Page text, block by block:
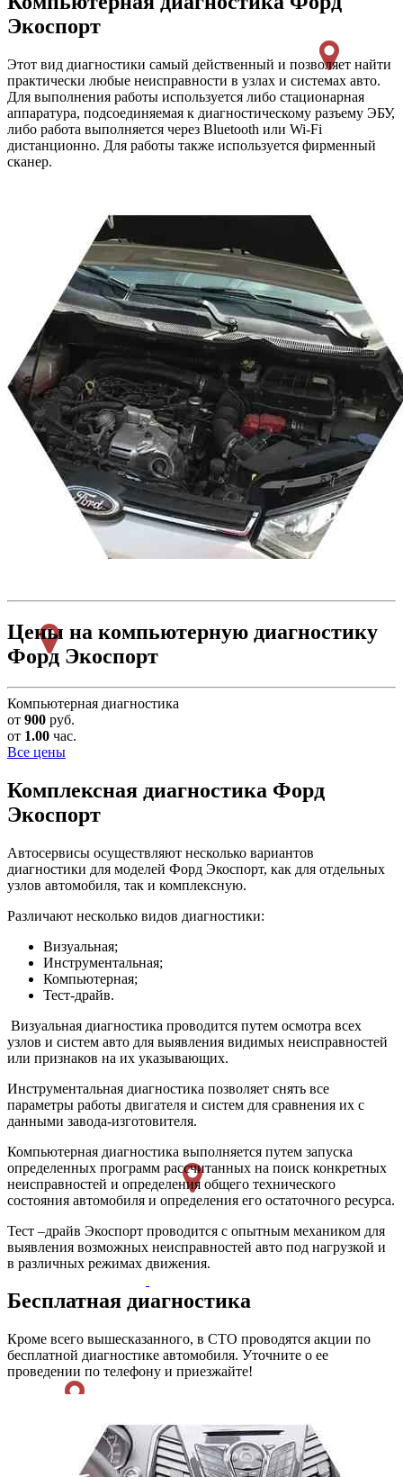
Экоспорт
Этот вид диагностики самый действенный и позволяет найти
практически любые неисправности в узлах и системах авто.
Для выполнения работы используется либо стационарная
аппаратура, подсоединяемая к диагностическому разъему ЭБУ,
либо работа выполняется через Bluetooth или Wi-Fi
дистанционно. Для работы также используется фирменный
сканер.
Цены на компьютерную диагностику
Форд Экоспорт
Компьютерная диагностика
от 900 руб.
от 1.00 час.
Все цены
Комплексная диагностика Форд
Экоспорт
Автосервисы осуществляют несколько вариантов
диагностики для моделей Форд Экоспорт, как для отдельных
узлов автомобиля, так и комплексную.
Различают несколько видов диагностики:
Визуальная;
Инструментальная;
Компьютерная;
Тест-драйв.
Визуальная диагностика проводится путем осмотра всех
узлов и систем авто для выявления видимых неисправностей
или признаков на их указывающих.
Инструментальная диагностика позволяет снять все
параметры работы двигателя и систем для сравнения их с
данными завода-изготовителя.
Компьютерная диагностика выполняется путем запуска
определенных программ рассчитанных на поиск конкретных
неисправностей и определения общего технического
состояния автомобиля и определения его остаточного ресурса.
Тест –драйв Экоспорт проводится с опытным механиком для
выявления возможных неисправностей авто под нагрузкой и
в различных режимах движения.
Бесплатная диагностика
Кроме всего вышесказанного, в СТО проводятся акции по
бесплатной диагностике автомобиля. Уточните о ее
проведении по телефону и приезжайте!